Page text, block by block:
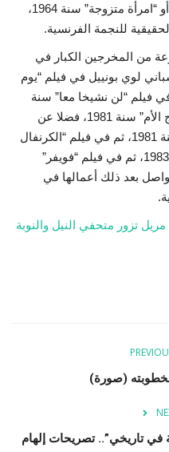
رئيسيا في فيلمه “السيدة المتزوجة” أو “امرأة متزوجة” سنة 1964،
للنجمة الفرنسية.
من المخرجين الكبار في
لوي بونييل في فيلم “يوم
بيالا في فيلم “لن نشيخا معا” سنة
1972، ومع برتراند بليي في فيلم “زوج الأم” سنة 1981، فضلا عن
رائعة كلود لولوش “الواحد والآخر” سنة 1981، ثم في فيلم “الكرنفال
الكبير” للمخرج ألكسندر أركدي سنة 1983، ثم في فيلم “فويفر”
ويلسن سنة 1989، لتتواصل بعد ذلك أعمالها في
مريل تزور متحفي النيل والنوبة
(صورة)
في تاريخي”.. تصريحات إلهام